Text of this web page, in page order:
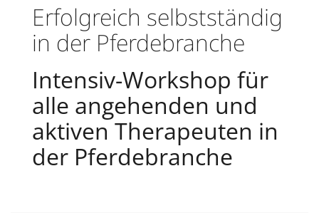
Erfolgreich selbstständig
in der Pferdebranche
Intensiv-Workshop für
alle angehenden und
aktiven Therapeuten in
der Pferdebranche